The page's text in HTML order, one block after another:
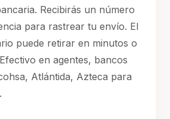
Recibirás un número
para rastrear tu envío. El
puede retirar en minutos o
en agentes, bancos
Atlántida, Azteca para